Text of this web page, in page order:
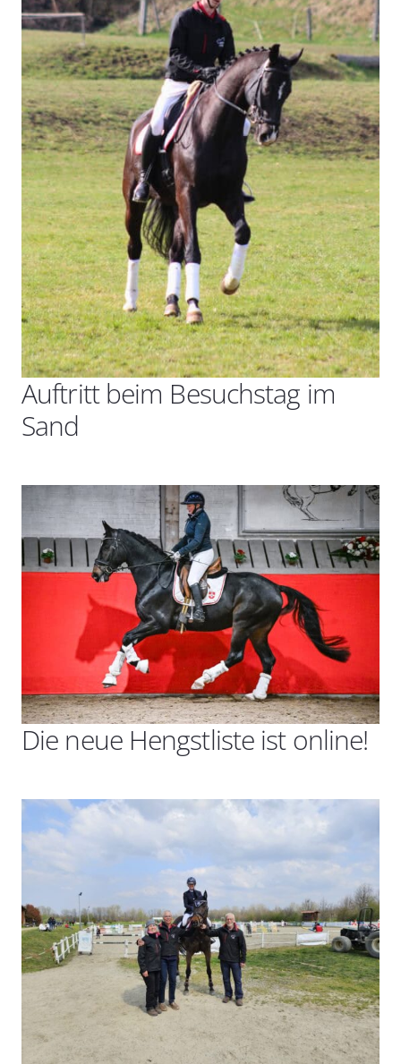
Auftritt beim Besuchstag im
Sand
Die neue Hengstliste ist online!